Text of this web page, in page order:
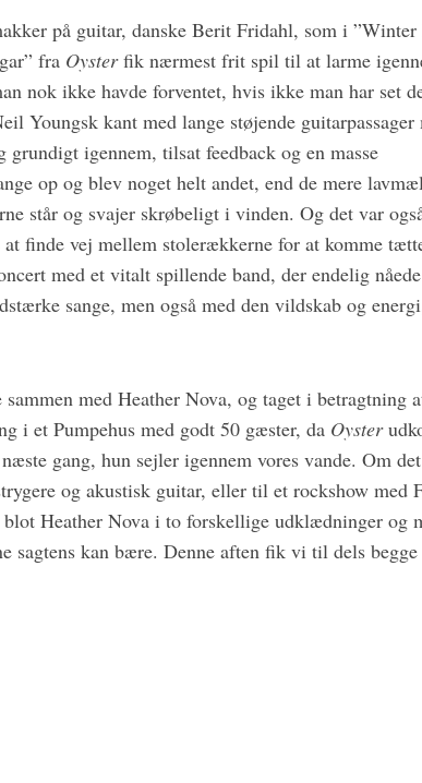
på guitar, danske Berit Fridahl, som i ”Winter
fra Oysterfik nærmest frit spil til at larme
nok ikke havde forventet, hvis ikke man har set
Youngsk kant med lange støjende guitarpassager
grundigt igennem, tilsat feedback og en masse
op og blev noget helt andet, end de mere
står og svajer skrøbeligt i vinden. Og det var
finde vej mellem stolerækkerne for at komme
med et vitalt spillende band, der endelig
sange, men også med den vildskab og
med Heather Nova, og taget i betragtning
i et Pumpehus med godt 50 gæster, da Oyster
gang, hun sejler igennem vores vande. Om
og akustisk guitar, eller til et rockshow med
Heather Nova i to forskellige udklædninger og
sagtens kan bære. Denne aften fik vi til dels begge